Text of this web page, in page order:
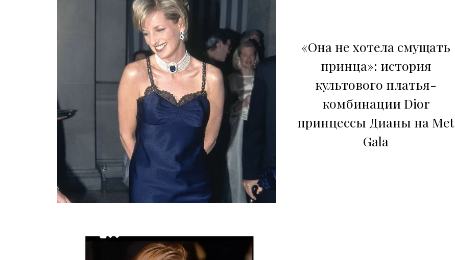
«Она не хотела смущать
принца»: история
культового платья-
комбинации Dior
принцессы Дианы на Met
Gala